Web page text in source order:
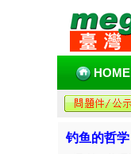
HOME
钓鱼的哲学